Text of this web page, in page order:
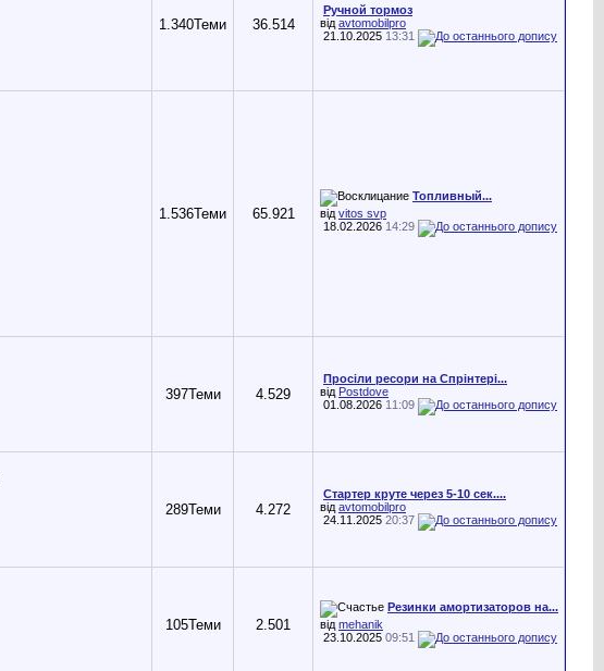
1.340Теми 36.514
Ручной тормоз
від avtomobilpro
21.10.2025 13:31
1.536Теми 65.921
Топливный...
від vitos svp
18.02.2026 14:29
397Теми 4.529
Просіли ресори на Спрінтері...
від Postdove
01.08.2026 11:09
289Теми 4.272
Стартер круте через 5-10 сек....
від avtomobilpro
24.11.2025 20:37
105Теми 2.501
Резинки амортизаторов на...
від mehanik
23.10.2025 09:51